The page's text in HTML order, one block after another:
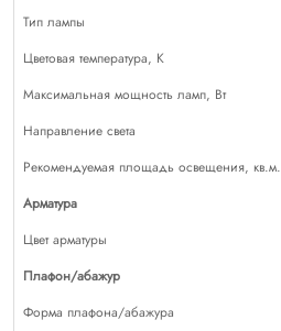
Тип лампы
Цветовая температура, К
Максимальная мощность ламп, Вт
Направление света
Рекомендуемая площадь освещения, кв.м.
Арматура
Цвет арматуры
Плафон/абажур
Форма плафона/абажура